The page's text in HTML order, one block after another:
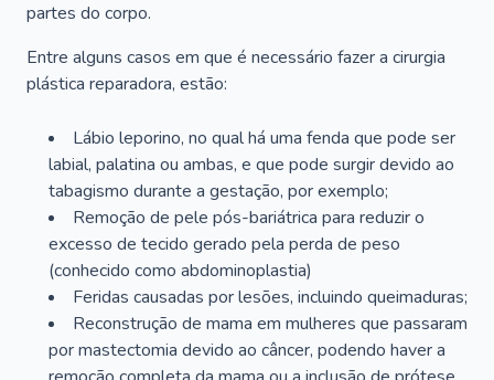
partes do corpo.
Entre alguns casos em que é necessário fazer a cirurgia
plástica reparadora, estão:
Lábio leporino, no qual há uma fenda que pode ser
labial, palatina ou ambas, e que pode surgir devido ao
tabagismo durante a gestação, por exemplo;
Remoção de pele pós-bariátrica para reduzir o
excesso de tecido gerado pela perda de peso
(conhecido como abdominoplastia)
Feridas causadas por lesões, incluindo queimaduras;
Reconstrução de mama em mulheres que passaram
por mastectomia devido ao câncer, podendo haver a